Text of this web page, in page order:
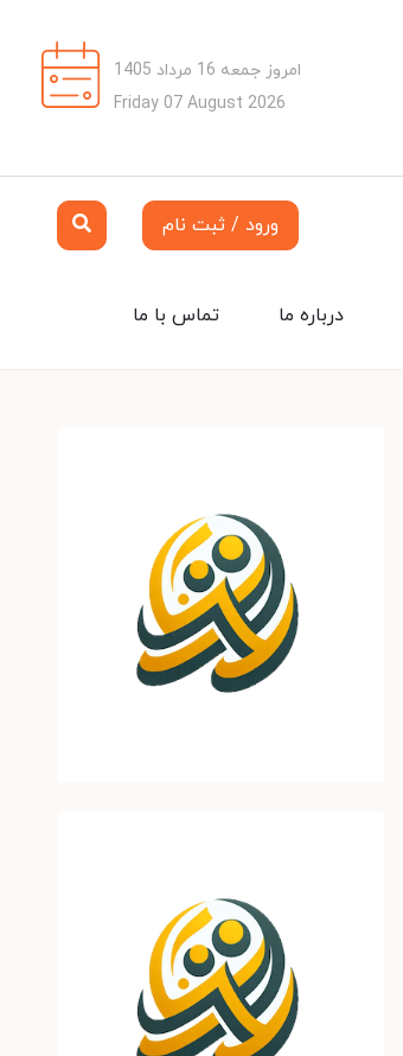
امروز جمعه 16 مرداد 1405
Friday 07 August 2026
ورود / ثبت نام
تماس با ما درباره ما